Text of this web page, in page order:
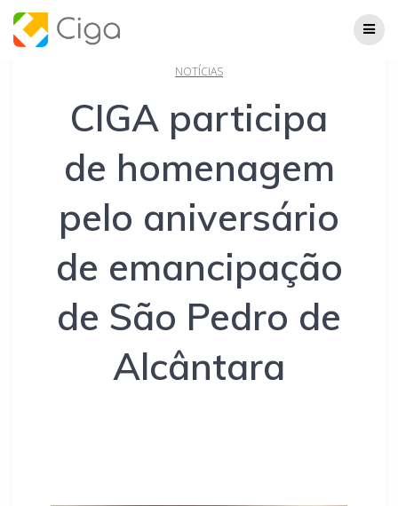
NOTÍCIAS
CIGA participa
de homenagem
pelo aniversário
de emancipação
de São Pedro de
Alcântara